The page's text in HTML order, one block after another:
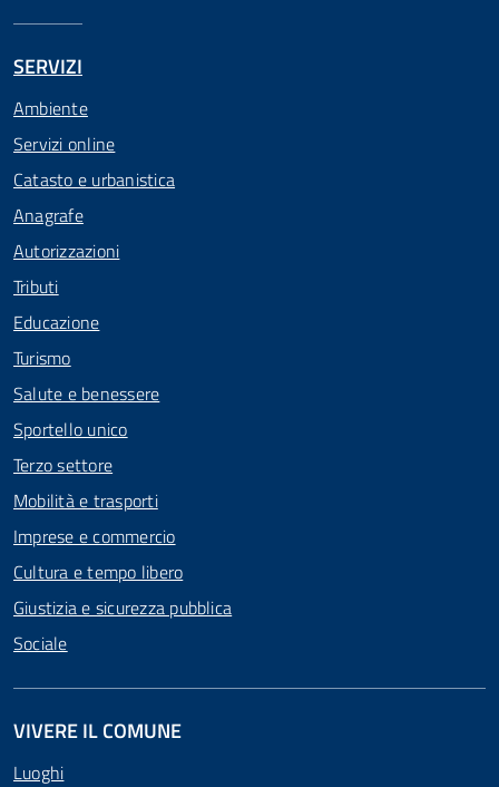
SERVIZI
Ambiente
Servizi online
Catasto e urbanistica
Anagrafe
Autorizzazioni
Tributi
Educazione
Turismo
Salute e benessere
Sportello unico
Terzo settore
Mobilità e trasporti
Imprese e commercio
Cultura e tempo libero
Giustizia e sicurezza pubblica
Sociale
VIVERE IL COMUNE
Luoghi